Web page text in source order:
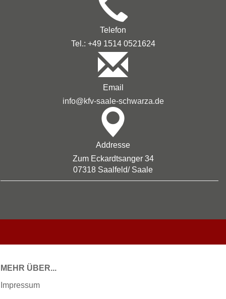
Telefon
Tel.: +49 1514 0521624
Email
info@kfv-saale-schwarza.de
Addresse
Zum Eckardtsanger 34
07318 Saalfeld/ Saale
MEHR ÜBER...
Impressum